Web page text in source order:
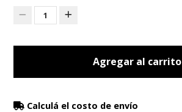
1
Agregar al carrito
Calculá el costo de envío